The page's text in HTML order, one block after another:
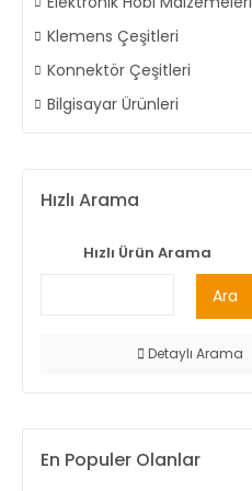
Klemens Çeşitleri
Konnektör Çeşitleri
Bilgisayar Ürünleri
Hızlı Arama
Hızlı Ürün Arama
Ara
Detaylı Arama
En Populer Olanlar